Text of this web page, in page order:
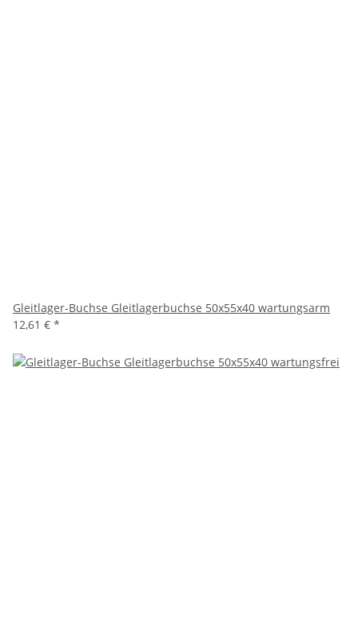
Gleitlager-Buchse Gleitlagerbuchse 50x55x40 wartungsarm
12,61 € *